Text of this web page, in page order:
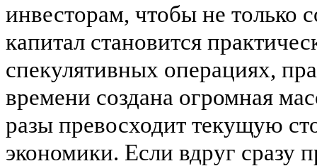
инвесторам, чтобы не только
капитал становится
спекулятивных операциях,
времени создана огромная
разы превосходит текущую
экономики. Если вдруг сразу